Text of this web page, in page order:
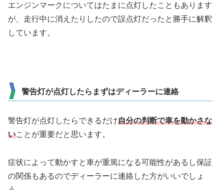
エンジンマークについてはたまに点灯したこともあります
が、走行中に消えたりしたので誤点灯だったと勝手に解釈
しています。
警告灯が点灯したらまずはディーラーに連絡
警告灯が点灯したらできるだけ自分の判断で車を動かさな
いことが重要だと思います。
症状によって動かすと車が重篤になる可能性があるし保証
の関係もあるのでディーラーに連絡した方がいいでしょ